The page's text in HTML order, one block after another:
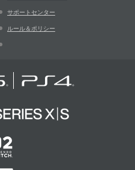
サポートセンター
ルール＆ポリシー